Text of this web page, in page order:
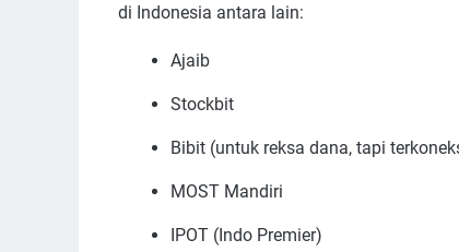
di Indonesia antara lain:
Ajaib
Stockbit
Bibit (untuk reksa dana, tapi
MOST Mandiri
IPOT (Indo Premier)